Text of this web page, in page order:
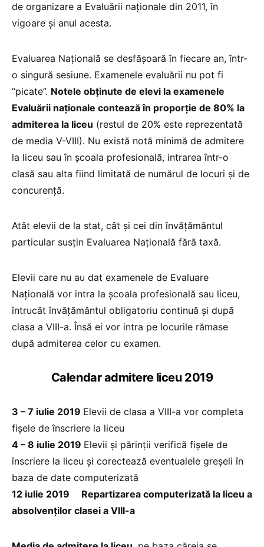
de organizare a Evaluării naționale din 2011, în
vigoare și anul acesta.
Evaluarea Națională se desfășoară în fiecare an, într-
o singură sesiune. Examenele evaluării nu pot fi
“picate”. Notele obținute de elevi la examenele
Evaluării naționale contează în proporție de 80% la
admiterea la liceu (restul de 20% este reprezentată
de media V-VIII). Nu există notă minimă de admitere
la liceu sau în școala profesională, intrarea într-o
clasă sau alta fiind limitată de numărul de locuri și de
concurență.
Atât elevii de la stat, cât și cei din învățământul
particular susțin Evaluarea Națională fără taxă.
Elevii care nu au dat examenele de Evaluare
Națională vor intra la școala profesională sau liceu,
întrucât învățământul obligatoriu continuă și după
clasa a VIII-a. Însă ei vor intra pe locurile rămase
după admiterea celor cu examen.
Calendar admitere liceu 2019
3 – 7 iulie 2019 Elevii de clasa a VIII-a vor completa
fişele de înscriere la liceu
4 – 8 iulie 2019 Elevii și părinții verifică fişele de
înscriere la liceu și corectează eventualele greşeli în
baza de date computerizată
12 iulie 2019 Repartizarea computerizată la liceu a
absolvenţilor clasei a VIII-a